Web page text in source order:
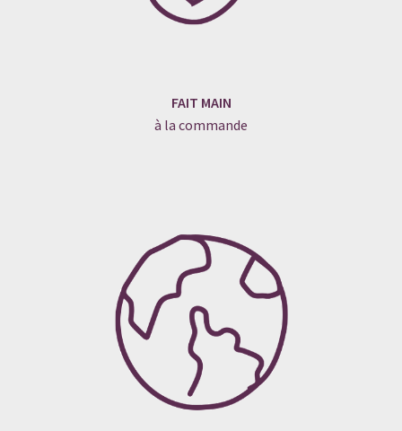
FAIT MAIN
à la commande